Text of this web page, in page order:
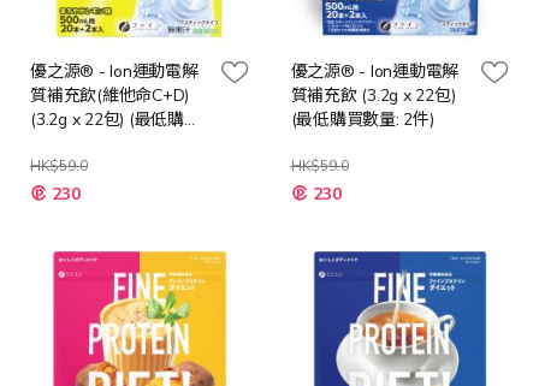
優之源® - Ion運動電解
質補充飲(維他命C+D)
(3.2g x 22包) (最低購買
HK$59.0
特
殊 230
優之源® - Ion運動電解
質補充飲 (3.2g x 22包)
(最低購買數量: 2件)
HK$59.0
特
殊 230